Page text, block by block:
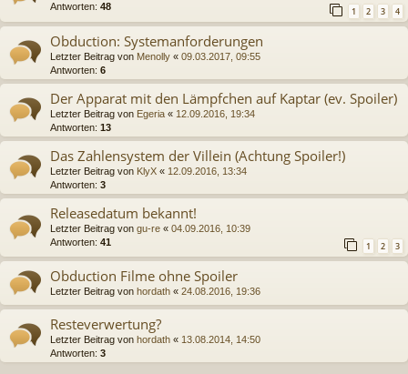
Antworten: 48 1 2 3 4
Obduction: Systemanforderungen
Letzter Beitrag von Menolly « 09.03.2017, 09:55
Antworten: 6
Der Apparat mit den Lämpfchen auf Kaptar (ev. Spoiler)
Letzter Beitrag von Egeria « 12.09.2016, 19:34
Antworten: 13
Das Zahlensystem der Villein (Achtung Spoiler!)
Letzter Beitrag von KlyX « 12.09.2016, 13:34
Antworten: 3
Releasedatum bekannt!
Letzter Beitrag von gu-re « 04.09.2016, 10:39
Antworten: 41 1 2 3
Obduction Filme ohne Spoiler
Letzter Beitrag von hordath « 24.08.2016, 19:36
Resteverwertung?
Letzter Beitrag von hordath « 13.08.2014, 14:50
Antworten: 3